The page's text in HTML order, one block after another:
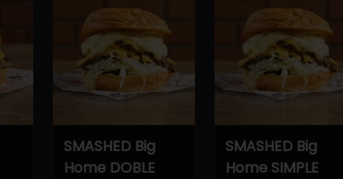
SMASHED Big
Home DOBLE
SMASHED Big
Home SIMPLE